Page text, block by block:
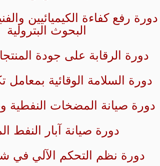
دورة رفع كفاءة الكيميائيين
البحوث البترولية
دورة الرقابة على جودة
دورة السلامة الوقائية بمعامل
دورة صيانة المضخات النفطية
دورة صيانة آبار النفط
دورة نظم التحكم الآلي في